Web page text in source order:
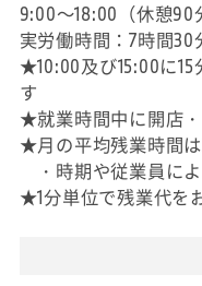
9:00～18:00（休憩90
実労働時間：7時間30
★10:00及び15:00に
す
★就業時間中に開店
★月の平均残業時間
・時期や従業員に
★1分単位で残業代を